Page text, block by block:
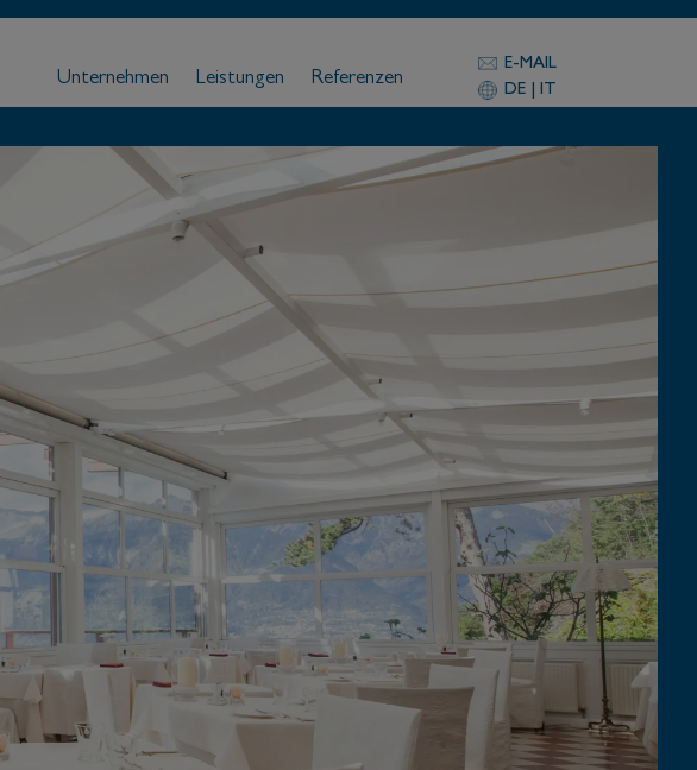
Unternehmen Leistungen Referenzen
E-MAIL
DE| IT